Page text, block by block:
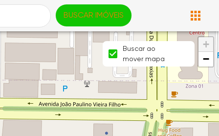
BUSCAR IMÓVEIS
+
−
Buscar ao
mover mapa